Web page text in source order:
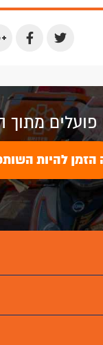
Share
Share
פועלים
הזמן להיות